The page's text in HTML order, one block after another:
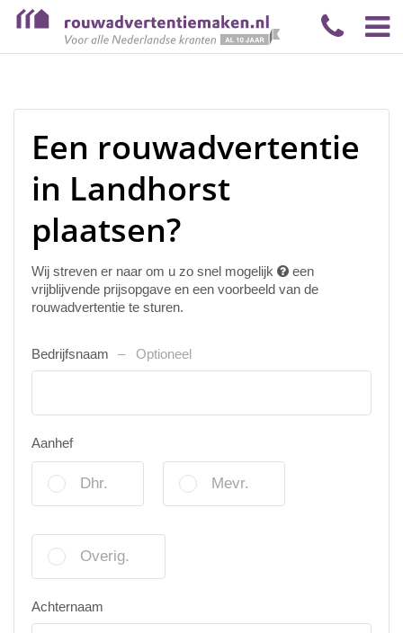
Een rouwadvertentie
in Landhorst
plaatsen?
Wij streven er naar om u zo snel mogelijk
een
vrijblijvende prijsopgave en een voorbeeld van de
rouwadvertentie te sturen.
Bedrijfsnaam Optioneel
Aanhef
Dhr. Mevr.
Overig.
Achternaam